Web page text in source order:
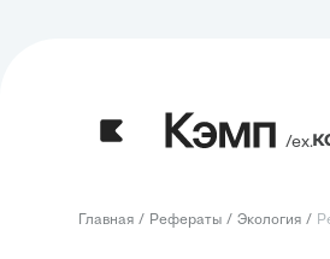
/ех.
Главная Рефераты Экология